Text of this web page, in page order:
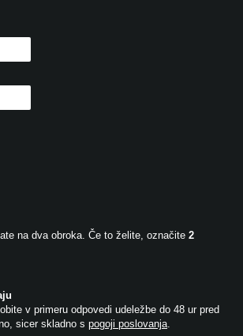
na dva obroka. Če to želite, označite 2
v primeru odpovedi udeležbe do 48 ur pred
sicer skladno s pogoji poslovanja.